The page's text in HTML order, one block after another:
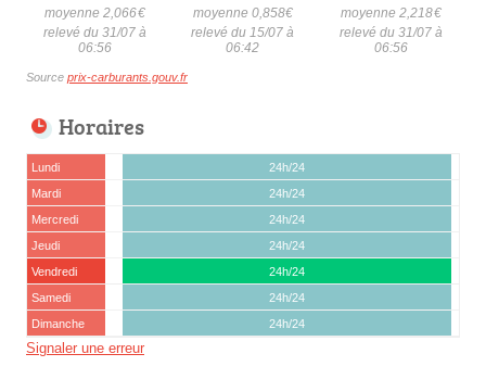
moyenne 2,066€
relevé du 31/07 à
06:56
moyenne 0,858€
relevé du 15/07 à
06:42
moyenne 2,218€
relevé du 31/07 à
06:56
Source prix-carburants.gouv.fr
Horaires
Lundi
24h/24
Mardi
24h/24
Mercredi
24h/24
Jeudi
24h/24
Vendredi
24h/24
Samedi
24h/24
Dimanche
24h/24
Signaler une erreur